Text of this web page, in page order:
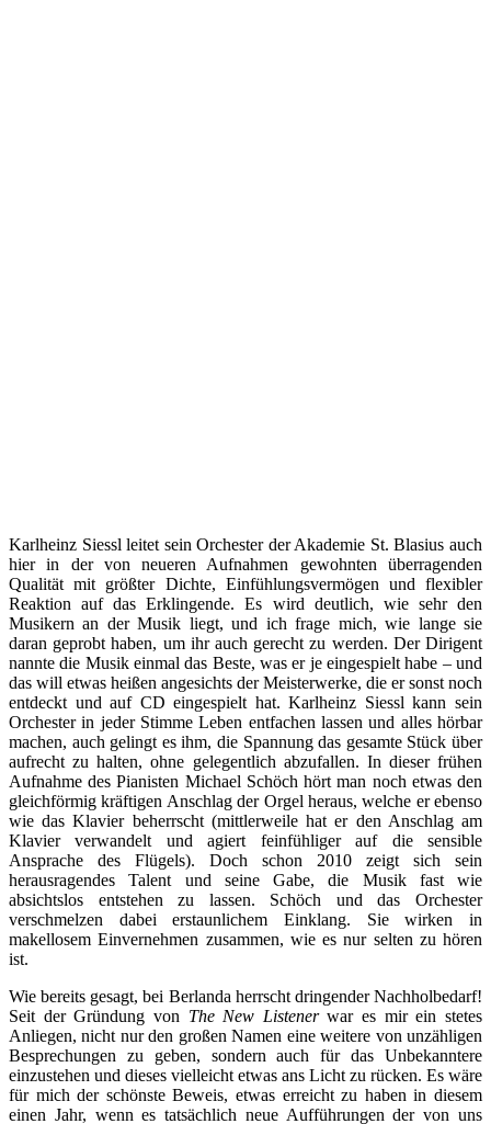
Karlheinz Siessl leitet sein Orchester der Akademie St. Blasius auch
hier in der von neueren Aufnahmen gewohnten überragenden
Qualität mit größter Dichte, Einfühlungsvermögen und flexibler
Reaktion auf das Erklingende. Es wird deutlich, wie sehr den
Musikern an der Musik liegt, und ich frage mich, wie lange sie
daran geprobt haben, um ihr auch gerecht zu werden. Der Dirigent
nannte die Musik einmal das Beste, was er je eingespielt habe – und
das will etwas heißen angesichts der Meisterwerke, die er sonst noch
entdeckt und auf CD eingespielt hat. Karlheinz Siessl kann sein
Orchester in jeder Stimme Leben entfachen lassen und alles hörbar
machen, auch gelingt es ihm, die Spannung das gesamte Stück über
aufrecht zu halten, ohne gelegentlich abzufallen. In dieser frühen
Aufnahme des Pianisten Michael Schöch hört man noch etwas den
gleichförmig kräftigen Anschlag der Orgel heraus, welche er ebenso
wie das Klavier beherrscht (mittlerweile hat er den Anschlag am
Klavier verwandelt und agiert feinfühliger auf die sensible
Ansprache des Flügels). Doch schon 2010 zeigt sich sein
herausragendes Talent und seine Gabe, die Musik fast wie
absichtslos entstehen zu lassen. Schöch und das Orchester
verschmelzen dabei erstaunlichem Einklang. Sie wirken in
makellosem Einvernehmen zusammen, wie es nur selten zu hören
ist.
Wie bereits gesagt, bei Berlanda herrscht dringender Nachholbedarf!
Seit der Gründung von The New Listenerwar es mir ein stetes
Anliegen, nicht nur den großen Namen eine weitere von unzähligen
Besprechungen zu geben, sondern auch für das Unbekanntere
einzustehen und dieses vielleicht etwas ans Licht zu rücken. Es wäre
für mich der schönste Beweis, etwas erreicht zu haben in diesem
einen Jahr, wenn es tatsächlich neue Aufführungen der von uns